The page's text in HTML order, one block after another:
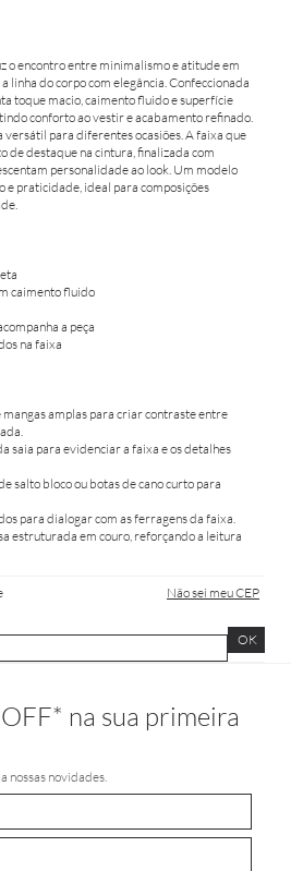
o encontro entre minimalismo e atitude em
linha do corpo com elegância. Confeccionada
toque macio, caimento fluido e superfície
conforto ao vestir e acabamento refinado.
versátil para diferentes ocasiões. A faixa que
de destaque na cintura, finalizada com
personalidade ao look. Um modelo
e praticidade, ideal para composições
caimento fluido
a peça
na faixa
amplas para criar contraste entre
saia para evidenciar a faixa e os detalhes
salto bloco ou botas de cano curto para
para dialogar com as ferragens da faixa.
estruturada em couro, reforçando a leitura
Não sei meu CEP
OK
na sua primeira
nossas novidades.